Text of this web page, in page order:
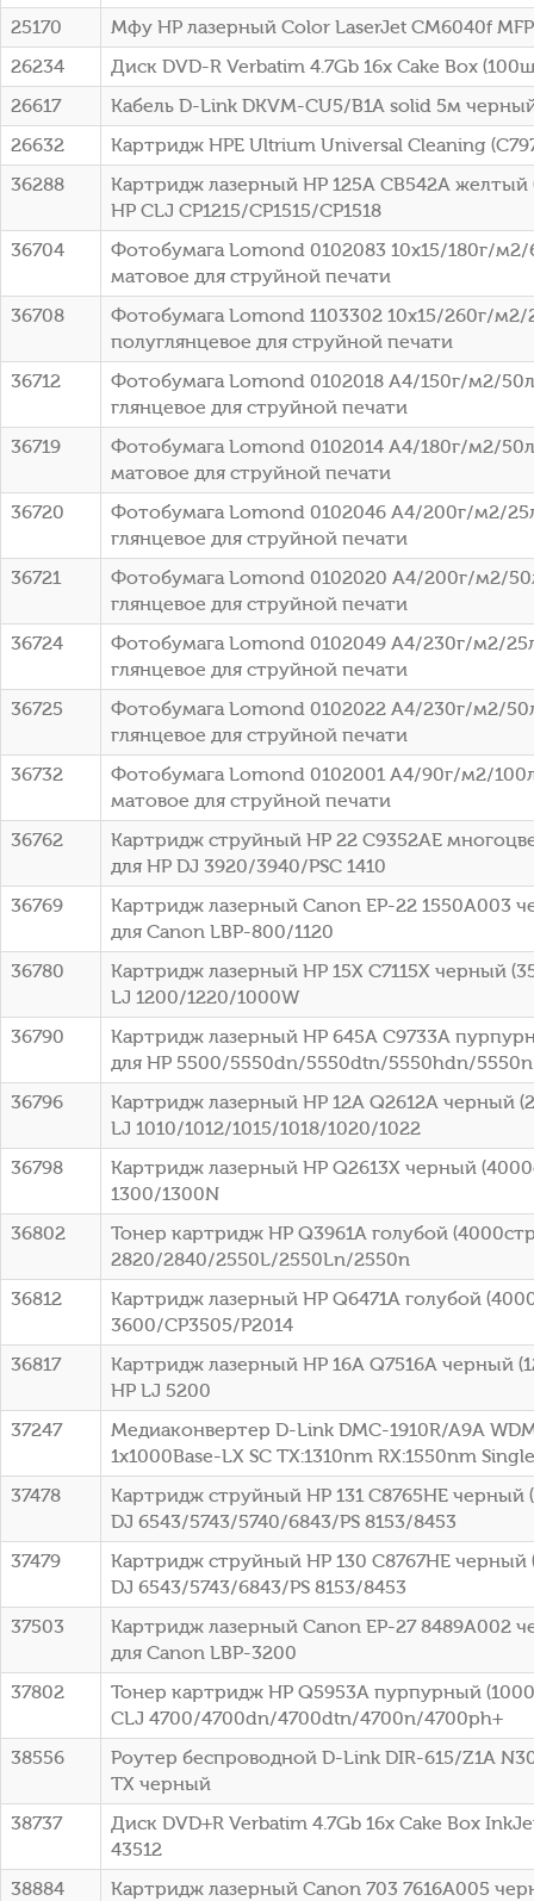
25170
Мфу HP лазерный Color LaserJet CM6040f
26234
Диск DVD-R Verbatim 4.7Gb 16x Cake Box
26617
Кабель D-Link DKVM-CU5/B1A solid 5м
26632
Картридж HPE Ultrium Universal Cleaning
36288
Картридж лазерный HP 125A CB542A желтый
HP CLJ CP1215/CP1515/CP1518
36704
Фотобумага Lomond 0102083 10x15/180г/
матовое для струйной печати
36708
Фотобумага Lomond 1103302 10x15/260г/
полуглянцевое для струйной печати
36712
Фотобумага Lomond 0102018 A4/150г/м2/
глянцевое для струйной печати
36719
Фотобумага Lomond 0102014 A4/180г/м2/
матовое для струйной печати
36720
Фотобумага Lomond 0102046 A4/200г/м2/
глянцевое для струйной печати
36721
Фотобумага Lomond 0102020 A4/200г/м2/
глянцевое для струйной печати
36724
Фотобумага Lomond 0102049 A4/230г/м2/
глянцевое для струйной печати
36725
Фотобумага Lomond 0102022 A4/230г/м2/
глянцевое для струйной печати
36732
Фотобумага Lomond 0102001 A4/90г/м2/
матовое для струйной печати
36762
Картридж струйный HP 22 C9352AE
для HP DJ 3920/3940/PSC 1410
36769
Картридж лазерный Canon EP-22 1550A003
для Canon LBP-800/1120
36780
Картридж лазерный HP 15X C7115X черный
LJ 1200/1220/1000W
36790
Картридж лазерный HP 645A C9733A
для HP 5500/5550dn/5550dtn/5550hdn/5550n
36796
Картридж лазерный HP 12A Q2612A черный
LJ 1010/1012/1015/1018/1020/1022
36798
Картридж лазерный HP Q2613X черный
1300/1300N
36802
Тонер картридж HP Q3961A голубой
2820/2840/2550L/2550Ln/2550n
36812
Картридж лазерный HP Q6471A голубой
3600/CP3505/P2014
36817
Картридж лазерный HP 16A Q7516A черный
HP LJ 5200
37247
Медиаконвертер D-Link DMC-1910R/A9A
1x1000Base-LX SC ТХ:1310nm RX:1550nm
37478
Картридж струйный HP 131 C8765HE черный
DJ 6543/5743/5740/6843/PS 8153/8453
37479
Картридж струйный HP 130 C8767HE черный
DJ 6543/5743/6843/PS 8153/8453
37503
Картридж лазерный Canon EP-27 8489A002
для Canon LBP-3200
37802
Тонер картридж HP Q5953A пурпурный
CLJ 4700/4700dn/4700dtn/4700n/4700ph+
38556
Роутер беспроводной D-Link DIR-615/Z1A
TX черный
38737
Диск DVD+R Verbatim 4.7Gb 16x Cake Box
43512
38884
Картридж лазерный Canon 703 7616A005